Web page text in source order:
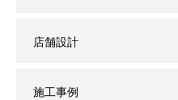
店舗設計
施工事例